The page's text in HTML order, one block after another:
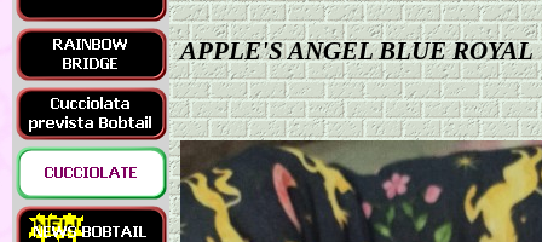
APPLE'S ANGEL BLUE